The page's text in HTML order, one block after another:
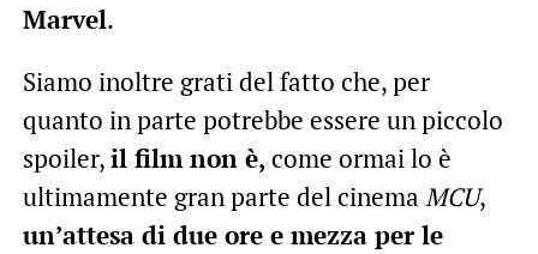
Marvel.
Siamo inoltre grati del fatto che, per
quanto in parte potrebbe essere un piccolo
spoiler,il film non è, come ormai lo è
ultimamente gran parte del cinema MCU,
un’attesa di due ore e mezza per le